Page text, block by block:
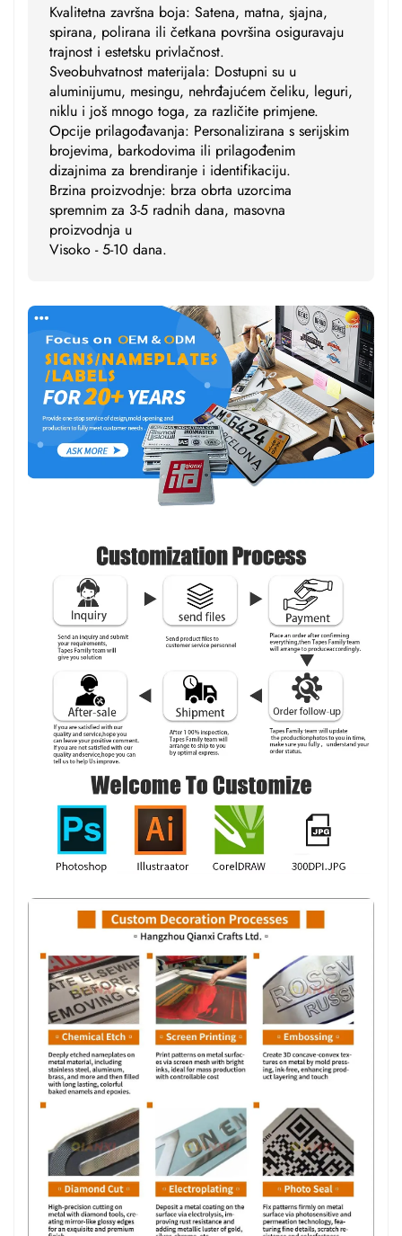
Kvalitetna završna boja: Satena, matna, sjajna,
spirana, polirana ili četkana površina osiguravaju
trajnost i estetsku privlačnost.
Sveobuhvatnost materijala: Dostupni su u
aluminijumu, mesingu, nehrđajućem čeliku, leguri,
niklu i još mnogo toga, za različite primjene.
Opcije prilagođavanja: Personalizirana s serijskim
brojevima, barkodovima ili prilagođenim
dizajnima za brendiranje i identifikaciju.
Brzina proizvodnje: brza obrta uzorcima
spremnim za 3-5 radnih dana, masovna
proizvodnja u
Visoko - 5-10 dana.